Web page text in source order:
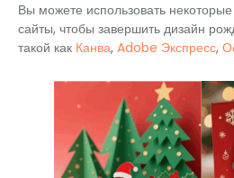
Вы можете использовать
сайты, чтобы завершить дизайн
такой как Канва, Adobe Экспресс,